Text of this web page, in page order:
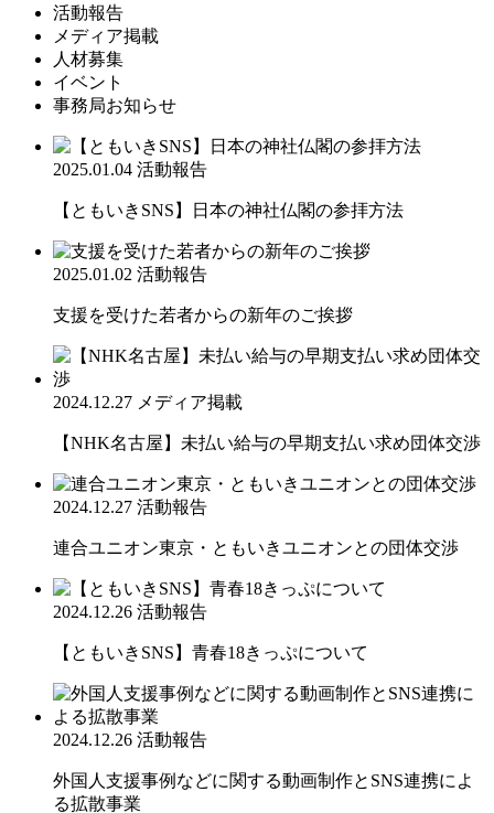
活動報告
メディア掲載
人材募集
イベント
事務局お知らせ
2025.01.04 活動報告
【ともいきSNS】日本の神社仏閣の参拝方法
2025.01.02 活動報告
支援を受けた若者からの新年のご挨拶
2024.12.27 メディア掲載
【NHK名古屋】未払い給与の早期支払い求め団体交渉
2024.12.27 活動報告
連合ユニオン東京・ともいきユニオンとの団体交渉
2024.12.26 活動報告
【ともいきSNS】青春18きっぷについて
2024.12.26 活動報告
外国人支援事例などに関する動画制作とSNS連携によ
る拡散事業